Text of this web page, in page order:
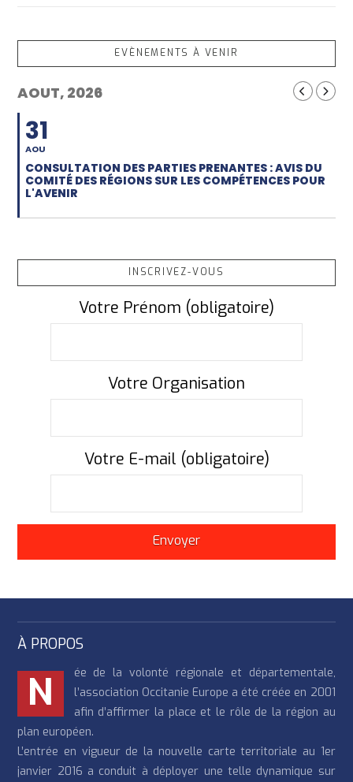
EVÈNEMENTS À VENIR
AOUT, 2026
31
AOU
CONSULTATION DES PARTIES PRENANTES : AVIS DU
COMITÉ DES RÉGIONS SUR LES COMPÉTENCES POUR
L'AVENIR
INSCRIVEZ-VOUS
Votre Prénom (obligatoire)
Votre Organisation
Votre E-mail (obligatoire)
À PROPOS
N
ée de la volonté régionale et départementale,
l’association Occitanie Europe a été créée en 2001
afin d’affirmer la place et le rôle de la région au
plan européen.
L’entrée en vigueur de la nouvelle carte territoriale au 1er
janvier 2016 a conduit à déployer une telle dynamique sur